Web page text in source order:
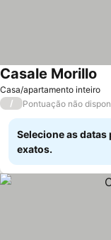
Casa/apartamento inteiro
Casale Morillo
/ Pontuação não
Selecione as
exatos.